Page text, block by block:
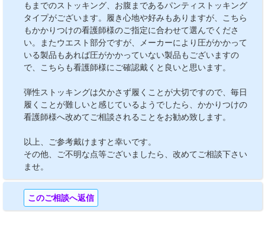
もまでのストッキング、お腹まであるパンティストッキング
タイプがございます。履き心地や好みもありますが、こちら
もかかりつけの看護師様のご指定に合わせて選んでくださ
い。またウエスト部分ですが、メーカーにより圧がかかって
いる製品もあれば圧がかかっていない製品もございますの
で、こちらも看護師様にご確認戴くと良いと思います。
弾性ストッキングは欠かさず履くことが大切ですので、毎日
履くことが難しいと感じているようでしたら、かかりつけの
看護師様へ改めてご相談されることをお勧め致します。
以上、ご参考戴けますと幸いです。
その他、ご不明な点等ございましたら、改めてご相談下さい
ませ。
このご相談へ返信